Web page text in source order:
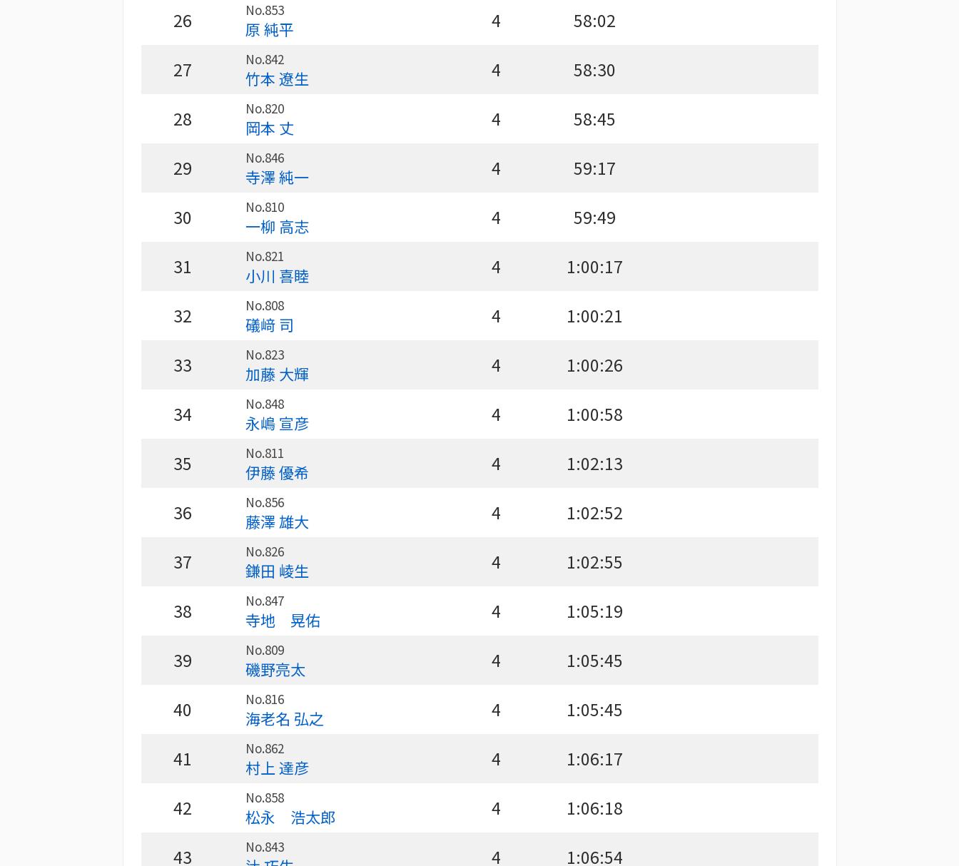
26 No.853
原 純平 4 58:02
27 No.842
竹本 遼生 4 58:30
28 No.820
岡本 丈 4 58:45
29 No.846
寺澤 純一 4 59:17
30 No.810
一柳 高志 4 59:49
31 No.821
小川 喜睦 4 1:00:17
32 No.808
礒﨑 司 4 1:00:21
33 No.823
加藤 大輝 4 1:00:26
34 No.848
永嶋 宣彦 4 1:00:58
35 No.811
伊藤 優希 4 1:02:13
36 No.856
藤澤 雄大 4 1:02:52
37 No.826
鎌田 崚生 4 1:02:55
38 No.847
寺地 晃佑 4 1:05:19
39 No.809
磯野亮太 4 1:05:45
40 No.816
海老名 弘之 4 1:05:45
41 No.862
村上 達彦 4 1:06:17
42 No.858
松永 浩太郎 4 1:06:18
43 No.843 4 1:06:54